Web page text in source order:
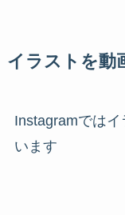
イラストを動
Instagramでは
います